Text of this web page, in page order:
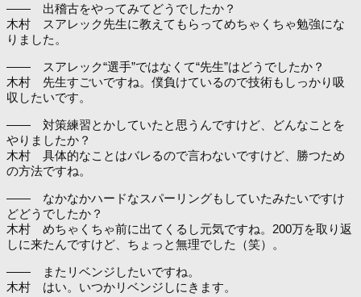
―― 出稽古をやってみてどうでしたか？
木村 スアレック先生に教えてもらってめちゃくちゃ勉強にな
りました。
―― スアレック“選手”ではなくて“先生”はどうでしたか？
木村 先生すごいですね。僕負けているので技術もしっかり吸
収したいです。
―― 対策練習とかしていたと思うんですけど、どんなことを
やりましたか？
木村 具体的なことはバレるので言わないですけど、勝つため
の方法ですね。
―― なかなかハードなスパーリングもしていたみたいですけ
どどうでしたか？
木村 めちゃくちゃ前に出てくるし元気ですね。200万を取り返
しに来たんですけど、ちょっと無理でした（笑）。
―― またリベンジしたいですね。
木村 はい。いつかリベンジしにきます。